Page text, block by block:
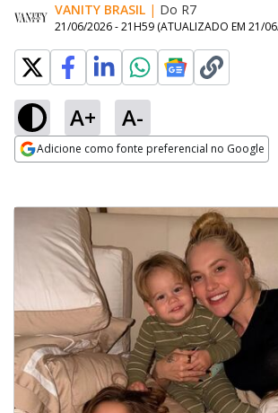
VANITY BRASIL | Do R7
21/06/2026 - 21H59 (ATUALIZADO EM 21/
A+ A-
Adicione como fonte preferencial no Google